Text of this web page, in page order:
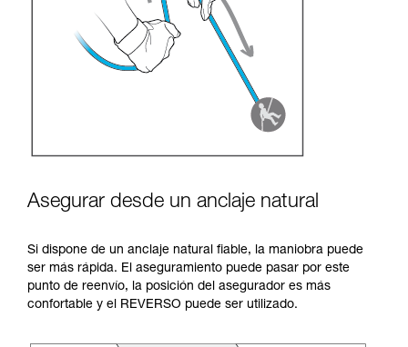
Asegurar desde un anclaje natural
Si dispone de un anclaje natural fiable, la maniobra puede
ser más rápida. El aseguramiento puede pasar por este
punto de reenvío, la posición del asegurador es más
confortable y el REVERSO puede ser utilizado.